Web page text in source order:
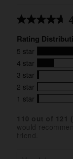
Average
for
this
product:
4.7
out
of
5
stars
Rating
5 star
255
reviews
with
5
star
rating.
4 star
54
reviews
with
4
3 star
7
reviews
with
2 star
3
reviews
1 star
6